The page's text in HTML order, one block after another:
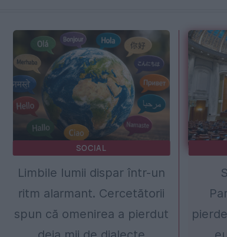
SOCIAL
Limbile lumii dispar într-un
ritm alarmant. Cercetătorii
spun că omenirea a pierdut